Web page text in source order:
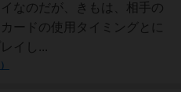
なのだが、きもは、相手の
ードの使用タイミングとに
イし...